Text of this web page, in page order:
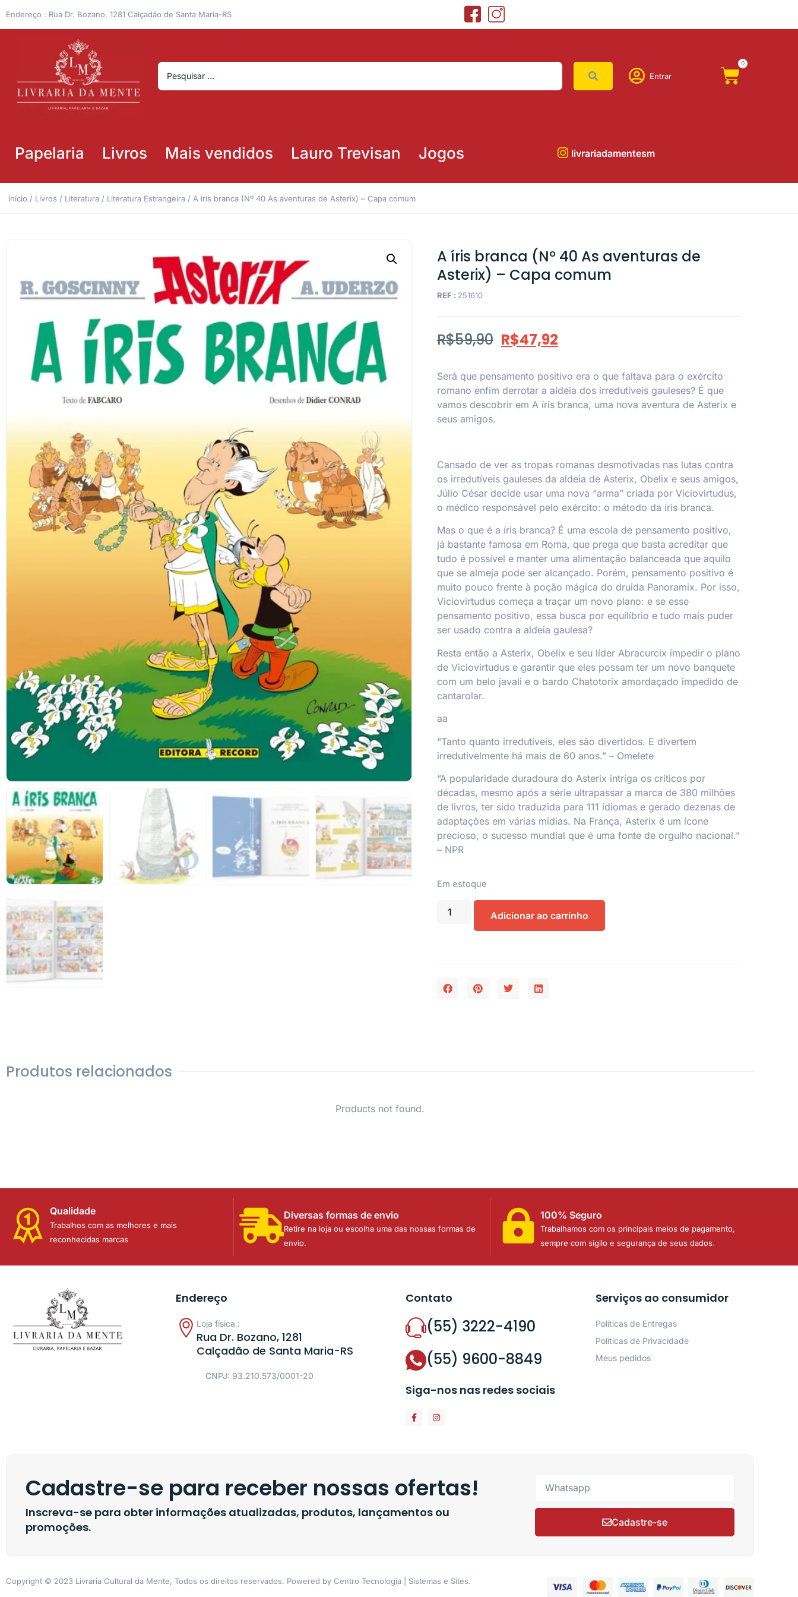
Endereço : Rua Dr. Bozano, 1281 Calçadão de Santa Maria-RS
Entrar
0
Papelaria Livros Mais vendidos Lauro Trevisan Jogos livrariadamentesm
Início / Livros / Literatura / Literatura Estrangeira / A íris branca (Nº 40 As aventuras de Asterix) – Capa comum
A íris branca (Nº 40 As aventuras de
Asterix) – Capa comum
REF : 251610
R$59,90 R$47,92
Será que pensamento positivo era o que faltava para o exército
romano enfim derrotar a aldeia dos irredutíveis gauleses? É que
vamos descobrir em A íris branca, uma nova aventura de Asterix e
seus amigos.
Cansado de ver as tropas romanas desmotivadas nas lutas contra
os irredutíveis gauleses da aldeia de Asterix, Obelix e seus amigos,
Júlio César decide usar uma nova “arma” criada por Viciovirtudus,
o médico responsável pelo exército: o método da íris branca.
Mas o que é a íris branca? É uma escola de pensamento positivo,
já bastante famosa em Roma, que prega que basta acreditar que
tudo é possível e manter uma alimentação balanceada que aquilo
que se almeja pode ser alcançado. Porém, pensamento positivo é
muito pouco frente à poção mágica do druida Panoramix. Por isso,
Viciovirtudus começa a traçar um novo plano: e se esse
pensamento positivo, essa busca por equilíbrio e tudo mais puder
ser usado contra a aldeia gaulesa?
Resta então a Asterix, Obelix e seu líder Abracurcix impedir o plano
de Viciovirtudus e garantir que eles possam ter um novo banquete
com um belo javali e o bardo Chatotorix amordaçado impedido de
cantarolar.
aa
“Tanto quanto irredutíveis, eles são divertidos. E divertem
irredutivelmente há mais de 60 anos.” – Omelete
“A popularidade duradoura do Asterix intriga os críticos por
décadas, mesmo após a série ultrapassar a marca de 380 milhões
de livros, ter sido traduzida para 111 idiomas e gerado dezenas de
adaptações em várias mídias. Na França, Asterix é um ícone
precioso, o sucesso mundial que é uma fonte de orgulho nacional.”
– NPR
Em estoque
Adicionar ao carrinho
Produtos relacionados
Products not found.
Qualidade
Trabalhos com as melhores e mais
reconhecidas marcas
Diversas formas de envio
Retire na loja ou escolha uma das nossas formas de
envio.
100% Seguro
Trabalhamos com os principais meios de pagamento,
sempre com sigilo e segurança de seus dados.
Endereço
Loja física :
Rua Dr. Bozano, 1281
Calçadão de Santa Maria-RS
CNPJ: 93.210.573/0001-20
Contato
(55) 3222-4190
(55) 9600-8849
Siga-nos nas redes sociais
Serviços ao consumidor
Políticas de Entregas
Políticas de Privacidade
Meus pedidos
Cadastre-se para receber nossas ofertas!
Inscreva-se para obter informações atualizadas, produtos, lançamentos ou
promoções.
Cadastre-se
Copyright © 2023 Livraria Cultural da Mente, Todos os direitos reservados. Powered by Centro Tecnologia | Sistemas e Sites.